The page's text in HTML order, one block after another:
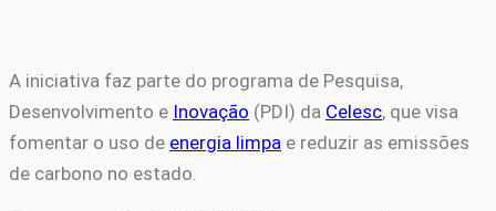
A iniciativa faz parte do programa de Pesquisa,
Desenvolvimento e Inovação (PDI) da Celesc, que visa
fomentar o uso de energia limpa e reduzir as emissões
de carbono no estado.